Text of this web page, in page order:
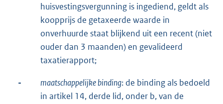
huisvestingsvergunning is ingediend, geldt als
koopprijs de getaxeerde waarde in
onverhuurde staat blijkend uit een recent (niet
ouder dan 3 maanden) en gevalideerd
taxatierapport;
- maatschappelijke binding: de binding als bedoeld
in artikel 14, derde lid, onder b, van de